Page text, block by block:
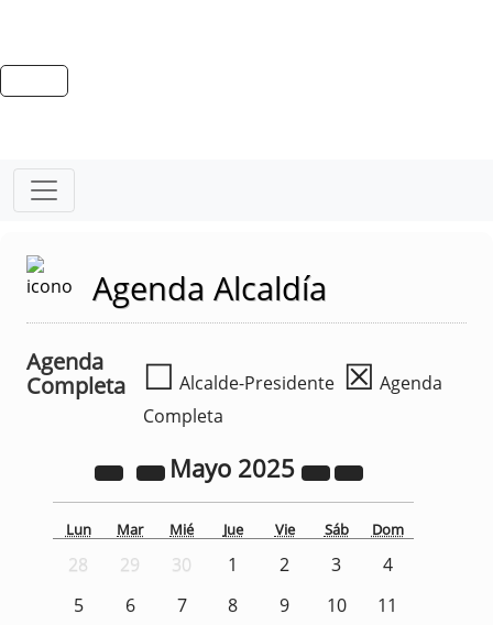
Agenda Alcaldía
Agenda
Completa
☐ Alcalde-Presidente ☒ Agenda
Completa
Mayo 2025
Lun Mar Mié Jue Vie Sáb Dom
28 29 30 1 2 3
4
5
6 7 8 9 10
11